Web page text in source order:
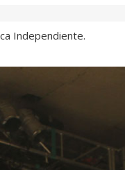
Independiente.